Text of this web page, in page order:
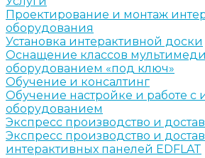
Проектирование и монтаж
оборудования
Установка интерактивной доски
Оснащение классов
оборудованием «под ключ»
Обучение и консалтинг
Обучение настройке и работе с
оборудованием
Экспресс производство и
Экспресс производство и
интерактивных панелей EDFLAT